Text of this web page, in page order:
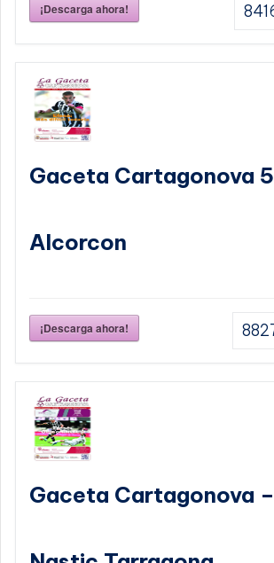
¡Descarga ahora!
Gaceta Cartagonova
Alcorcon
¡Descarga ahora!
Gaceta Cartagonova